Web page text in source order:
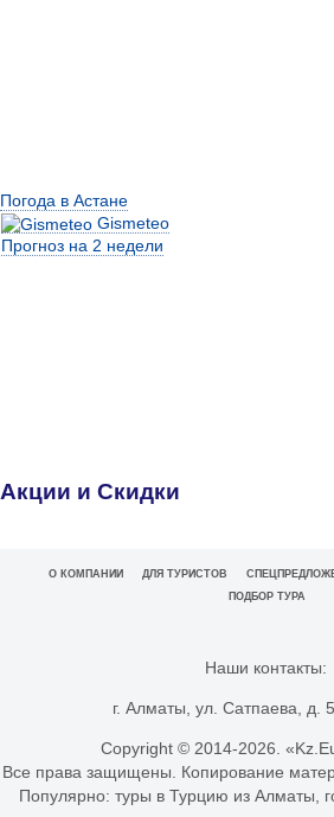
Погода в Астане
Gismeteo
Прогноз на 2 недели
Акции и Скидки
О КОМПАНИИ ДЛЯ ТУРИСТОВ
ПОДБОР ТУРА
Наши контакты:
г. Алматы, ул. Сатпаева, д.
Copyright © 2014-2026.
Все права защищены. Копирование
Популярно: туры в Турцию из Алматы